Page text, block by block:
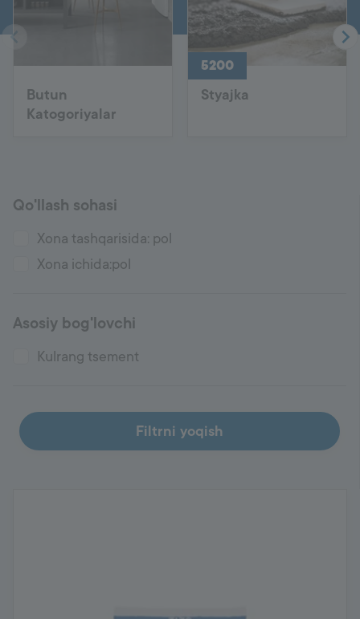
Butun
Katogoriyalar
5200
Styajka
Qo'llash sohasi
Xona tashqarisida: pol
Xona ichida:pol
Asosiy bog'lovchi
Kulrang tsement
Filtrni yoqish